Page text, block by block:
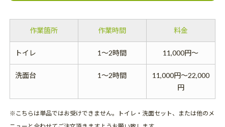
作業箇所 作業時間 料金
トイレ 1～2時間 11,000円～
洗面台 1～2時間
11,000円～22,000
円
※こちらは単品ではお受けできません。トイレ・洗面セット、または他のメ